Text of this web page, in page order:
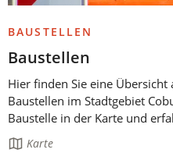
BAUSTELLEN
Baustellen
Hier finden Sie eine
Baustellen im Stadtgebiet
Baustelle in der Karte und
Die Karte